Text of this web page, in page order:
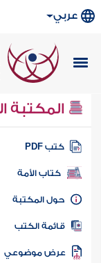
عربي
المكتبة
كتب PDF
كتاب الأمة
المكتبة
الكتب